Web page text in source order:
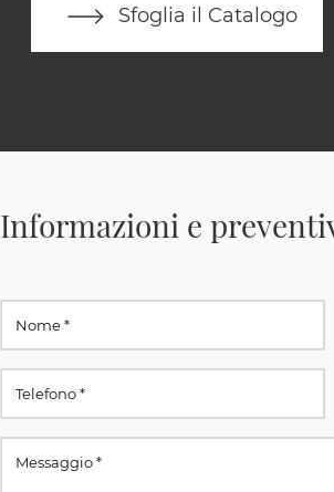
Sfoglia il Catalogo
Informazioni e